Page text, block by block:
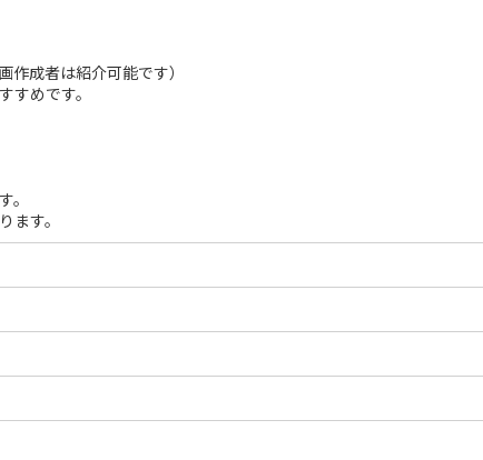
作成者は紹介可能です）
すめです。
。
ます。